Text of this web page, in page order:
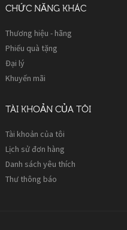
CHỨC NĂNG KHÁC
Thương hiệu - hãng
Phiếu quà tặng
Đại lý
Khuyến mãi
TÀI KHOẢN CỦA TÔI
Tài khoản của tôi
Lịch sử đơn hàng
Danh sách yêu thích
Thư thông báo